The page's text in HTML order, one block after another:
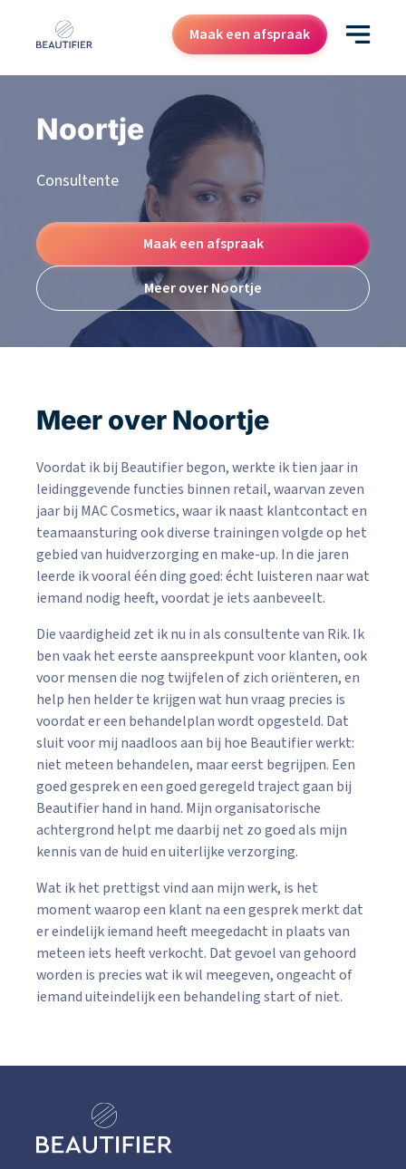
Maak een afspraak
Resultaten
Kenniscentrum
Over ons
Contact
Cadeaubon
Noortje
Consultente
Maak een afspraak
Meer over Noortje
Meer over Noortje
Voordat ik bij Beautifier begon, werkte ik tien jaar in
leidinggevende functies binnen retail, waarvan zeven
jaar bij MAC Cosmetics, waar ik naast klantcontact en
teamaansturing ook diverse trainingen volgde op het
gebied van huidverzorging en make-up. In die jaren
leerde ik vooral één ding goed: écht luisteren naar wat
iemand nodig heeft, voordat je iets aanbeveelt.
Die vaardigheid zet ik nu in als consultente van Rik. Ik
ben vaak het eerste aanspreekpunt voor klanten, ook
voor mensen die nog twijfelen of zich oriënteren, en
help hen helder te krijgen wat hun vraag precies is
voordat er een behandelplan wordt opgesteld. Dat
sluit voor mij naadloos aan bij hoe Beautifier werkt:
niet meteen behandelen, maar eerst begrijpen. Een
goed gesprek en een goed geregeld traject gaan bij
Beautifier hand in hand. Mijn organisatorische
achtergrond helpt me daarbij net zo goed als mijn
kennis van de huid en uiterlijke verzorging.
Wat ik het prettigst vind aan mijn werk, is het
moment waarop een klant na een gesprek merkt dat
er eindelijk iemand heeft meegedacht in plaats van
meteen iets heeft verkocht. Dat gevoel van gehoord
worden is precies wat ik wil meegeven, ongeacht of
iemand uiteindelijk een behandeling start of niet.